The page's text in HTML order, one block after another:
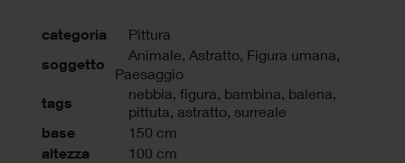
categoria Pittura
soggetto
Animale, Astratto, Figura umana,
Paesaggio
tags
nebbia figura bambina balena
pittuta astratto surreale
base 150 cm
altezza 100 cm